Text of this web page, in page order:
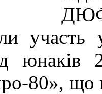
участь
юнаків
що